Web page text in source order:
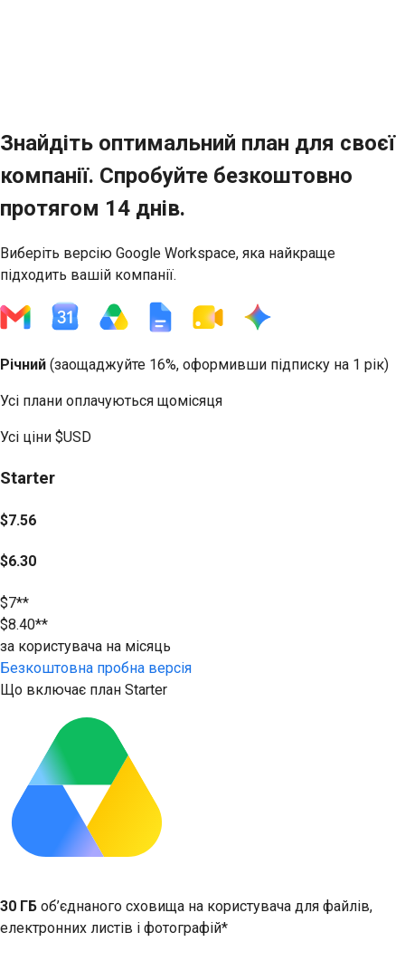
Знайдіть оптимальний план для своєї
компанії. Спробуйте безкоштовно
протягом 14 днів.
Виберіть версію Google Workspace, яка найкраще
підходить вашій компанії.
Річний (заощаджуйте 16%, оформивши підписку на 1 рік)
Усі плани оплачуються щомісяця
Усі ціни $USD
Starter
$7.56
$6.30
$7**
$8.40**
за користувача на місяць
Безкоштовна пробна версія
Що включає план Starter
30 ГБ об’єднаного сховища на користувача для файлів,
електронних листів і фотографій*